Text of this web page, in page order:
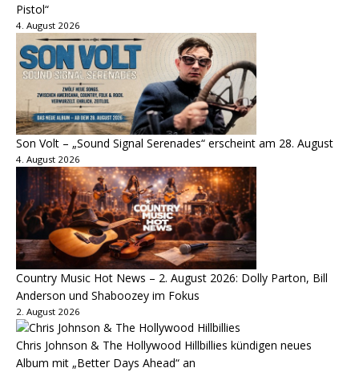
Pistol“
4. August 2026
Son Volt – „Sound Signal Serenades“ erscheint am 28. August
4. August 2026
Country Music Hot News – 2. August 2026: Dolly Parton, Bill
Anderson und Shaboozey im Fokus
2. August 2026
Chris Johnson & The Hollywood Hillbillies kündigen neues
Album mit „Better Days Ahead“ an